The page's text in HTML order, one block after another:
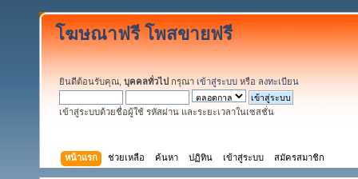
โฆษณาฟรี โพสขายฟรี
ยินดีต้อนรับคุณ, บุคคลทั่วไป กรุณา เข้าสู่ระบบ หรือ ลงทะเบียน
เข้าสู่ระบบด้วยชื่อผู้ใช้ รหัสผ่าน และระยะเวลาในเซสชั่น
หน้าแรก ช่วยเหลือ ค้นหา ปฏิทิน เข้าสู่ระบบ สมัครสมาชิก